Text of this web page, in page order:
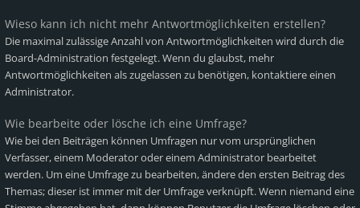
Wieso kann ich nicht mehr Antwortmöglichkeiten erstellen?
Die maximal zulässige Anzahl von Antwortmöglichkeiten wird durch die
Board-Administration festgelegt. Wenn du glaubst, mehr
Antwortmöglichkeiten als zugelassen zu benötigen, kontaktiere einen
Administrator.
Wie bearbeite oder lösche ich eine Umfrage?
Wie bei den Beiträgen können Umfragen nur vom ursprünglichen
Verfasser, einem Moderator oder einem Administrator bearbeitet
werden. Um eine Umfrage zu bearbeiten, ändere den ersten Beitrag des
Themas; dieser ist immer mit der Umfrage verknüpft. Wenn niemand eine